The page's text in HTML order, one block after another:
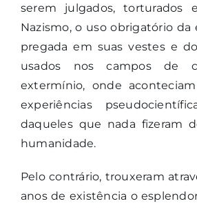
serem julgados, torturados
Nazismo, o uso obrigatório da
pregada em suas vestes e
usados nos campos de
extermínio, onde
experiências
daqueles que nada fizeram
humanidade.
Pelo contrário, trouxeram
anos de existência o